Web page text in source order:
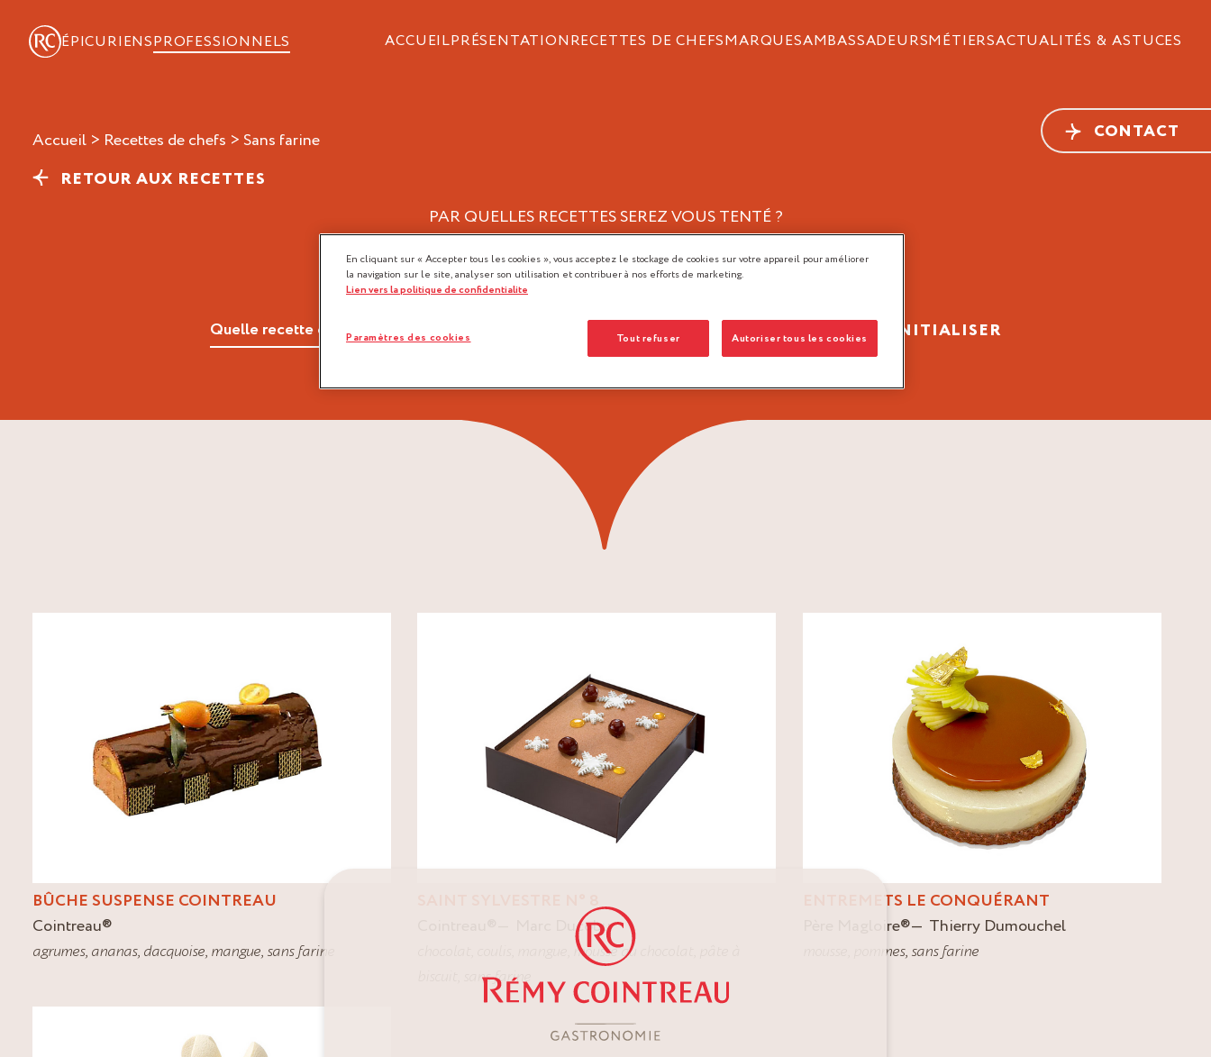
ÉPICURIENSPROFESSIONNELS ACCUEILPRÉSENTATIONRECETTES DE CHEFSMARQUESAMBASSADEURSMÉTIERSACTUALITÉS & ASTUCES
CONTACT
Accueil > Recettes de chefs > sans farine
RETOUR AUX RECETTES
PAR QUELLES RECETTES SEREZ VOUS TENTÉ ?
SANS FARINE
FILTRER RÉINITIALISER
BÛCHE SUSPENSE COINTREAU
Cointreau®
agrumes, ananas, dacquoise, mangue, sans farine
SAINT SYLVESTRE N° 8
Marc Ducobu
mousse au chocolat
sans farine
ENTREMETS LE CONQUÉRANT
Père Magloire®
Thierry Dumouchel
pommes, sans farine
En cliquant sur « Accepter tous les cookies », vous acceptez le stockage de cookies sur votre appareil pour améliorer
la navigation sur le site, analyser son utilisation et contribuer à nos efforts de marketing.
Lien vers la politique de confidentialite
Tout refuser Autoriser tous les cookies
Paramètres des cookies